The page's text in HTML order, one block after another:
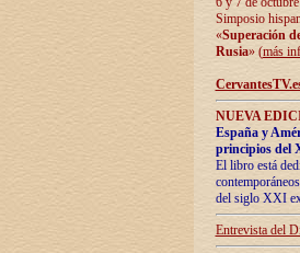
Simposio
«Superación
Rusia» (más
NUEVA
España y
principios del
El libro está
del siglo XXI
Entrevista del